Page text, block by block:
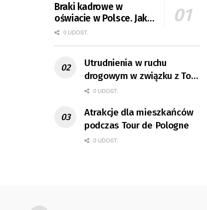
Braki kadrowe w
oświacie w Polsce. Jak
jest w Gorzowie?
0 UDOST.
Utrudnienia w ruchu
drogowym w związku z Tour
de Pologne
0 UDOST.
Atrakcje dla mieszkańców
podczas Tour de Pologne
0 UDOST.